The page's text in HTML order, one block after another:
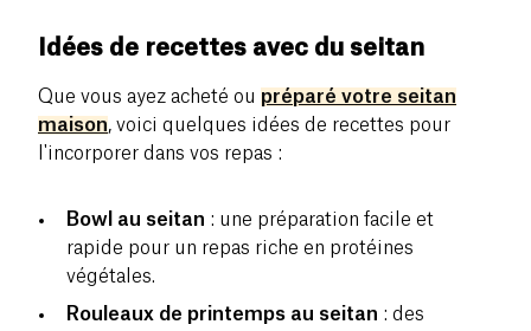
Idées de recettes avec du seitan
Que vous ayez acheté ou préparé votre seitan
maison, voici quelques idées de recettes pour
l'incorporer dans vos repas :
Bowl au seitan : une préparation facile et
rapide pour un repas riche en protéines
végétales.
Rouleaux de printemps au seitan : des